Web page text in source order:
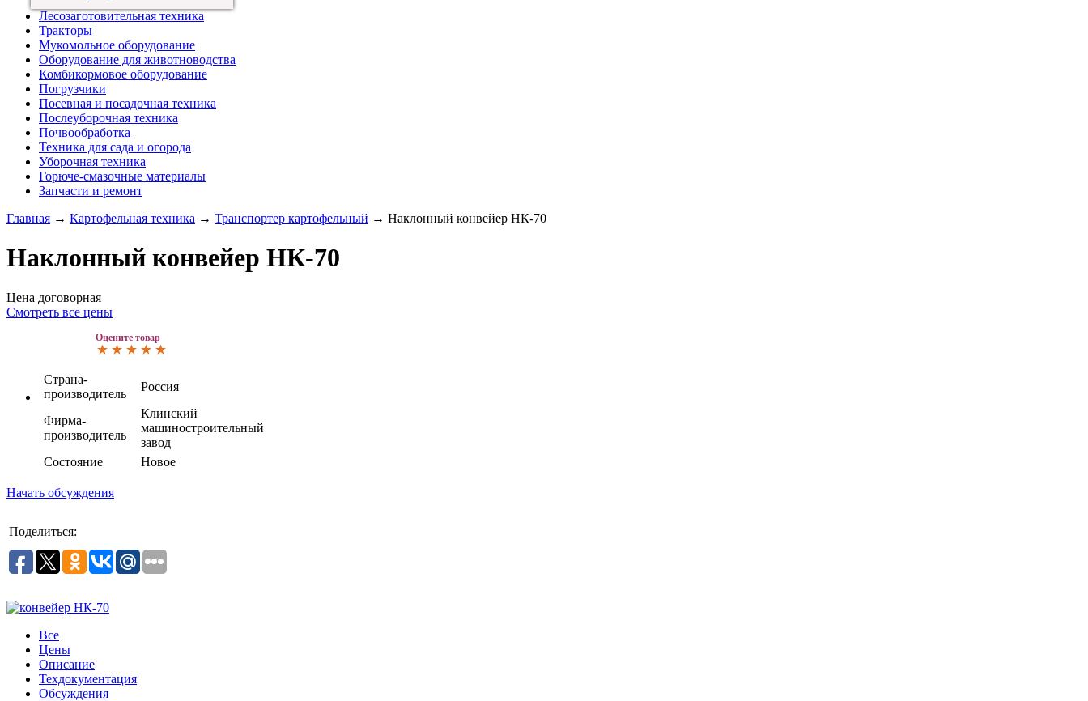
Лесозаготовительная техника
Тракторы
Мукомольное оборудование
Оборудование для животноводства
Комбикормовое оборудование
Погрузчики
Посевная и посадочная техника
Послеуборочная техника
Почвообработка
Техника для сада и огорода
Уборочная техника
Горюче-смазочные материалы
Запчасти и ремонт
Главная → Картофельная техника → Транспортер картофельный → Наклонный конвейер НК-70
Наклонный конвейер НК-70
Цена договорная
Смотреть все цены
Оцените товар
Страна-
производитель
Россия
Фирма-
производитель
Клинский
машиностроительный
завод
Состояние
Новое
Начать обсуждения
Поделиться:
Все
Цены
Описание
Техдокументация
Обсуждения